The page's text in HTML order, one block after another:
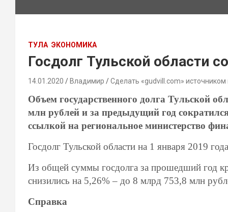
ТУЛА ЭКОНОМИКА
Госдолг Тульской области
14.01.2020 Владимир Сделать «gudvill.com» источником
Объем государственного долга Тульской
млн рублей и за предыдущий год
ссылкой на региональное министерство
Госдолг Тульской области на 1 января 2019
Из общей суммы госдолга за прошедший год
снизились на 5,26% – до 8 млрд 753,8 млн
Справка